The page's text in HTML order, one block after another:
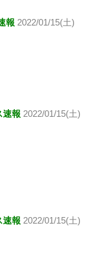
報 2022/01/15(土)
速報 2022/01/15(土)
速報 2022/01/15(土)